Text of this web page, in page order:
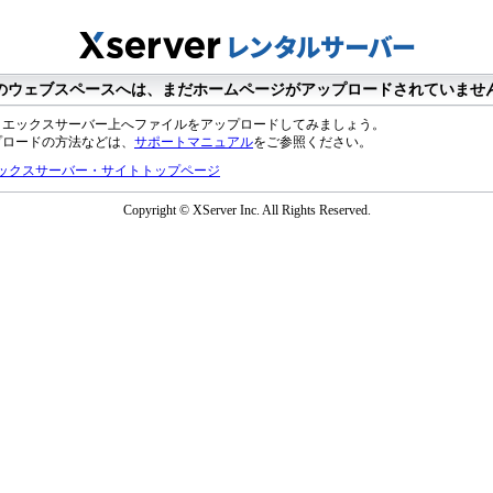
ウェブスペースへは、まだホームページがアップロードされていませ
ックスサーバー上へファイルをアップロードしてみましょう。
ードの方法などは、 サポートマニュアルをご参照ください。
クスサーバー・サイトトップページ
Copyright © XServer Inc. All Rights Reserved.